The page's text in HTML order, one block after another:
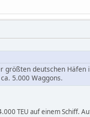
größten deutschen Häfen
5.000 Waggons.
TEU auf einem Schiff.